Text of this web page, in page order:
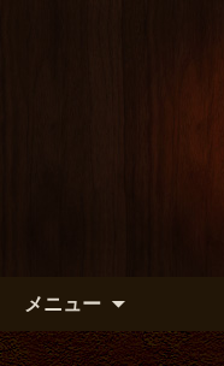
自然坊か
久が原のと
メニュー